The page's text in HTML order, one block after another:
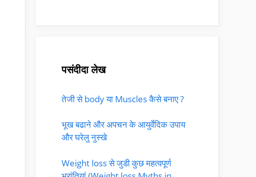
पसंदीदा लेख
तेजी से body या Muscles कैसे बनाए ?
भूख बढाने और अपचन के आयुर्वेदिक उपाय
और घरेलु नुस्खे
Weight loss से जुडी कुछ महत्वपूर्ण